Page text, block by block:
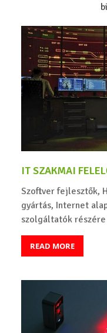
IT SZAKMAI
Szoftver fejlesztők,
gyártás, Internet
szolgáltatók részére
READ MORE